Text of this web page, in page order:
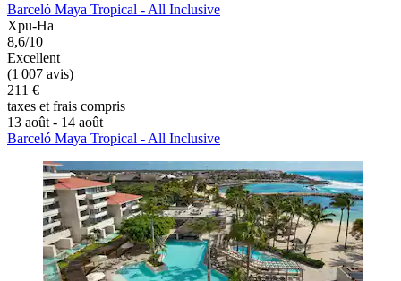
Barceló Maya Tropical - All Inclusive
Xpu-Ha
8,6/10
Excellent
(1 007 avis)
211 €
taxes et frais compris
13 août - 14 août
Barceló Maya Tropical - All Inclusive